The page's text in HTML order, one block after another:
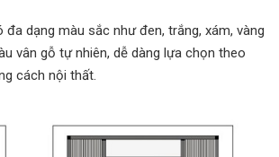
dạng màu sắc như đen, trắng, xám, vàng
vân gỗ tự nhiên, dễ dàng lựa chọn theo
cách nội thất.